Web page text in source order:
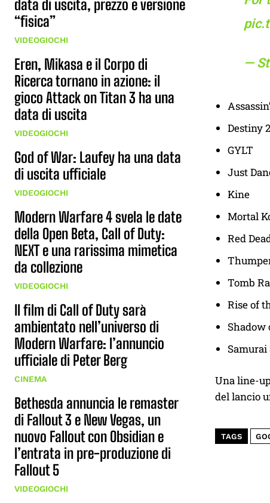
data di uscita, prezzo e versione
“fisica”
VIDEOGIOCHI
Eren, Mikasa e il Corpo di
Ricerca tornano in azione: il
gioco Attack on Titan 3 ha una
data di uscita
VIDEOGIOCHI
God of War: Laufey ha una data
di uscita ufficiale
VIDEOGIOCHI
Modern Warfare 4 svela le date
della Open Beta, Call of Duty:
NEXT e una rarissima mimetica
da collezione
VIDEOGIOCHI
Il film di Call of Duty sarà
ambientato nell’universo di
Modern Warfare: l’annuncio
ufficiale di Peter Berg
CINEMA
Bethesda annuncia le remaster
di Fallout 3 e New Vegas, un
nuovo Fallout con Obsidian e
l’entrata in pre-produzione di
Fallout 5
VIDEOGIOCHI
—
Destiny
GYLT
Just
Kine
Mortal
Red
Tomb
Rise of
Shadow
Una line-
del lancio
TAGS